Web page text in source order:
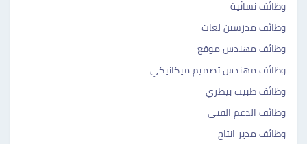
وظائف نسائية
وظائف مدرسين لغات
وظائف مهندس موقع
وظائف مهندس تصميم ميكانيكي
وظائف طبيب بيطري
وظائف الدعم الفني
وظائف مدير انتاج